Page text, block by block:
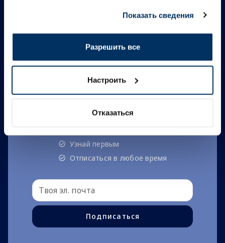
Показать сведения
Разрешить все
Настроить
Отказаться
Будь всегда с
нами!
Подпишись и получай лучшие
скидочные коды.
Узнай первым
Отписаться в любое время
Подписаться